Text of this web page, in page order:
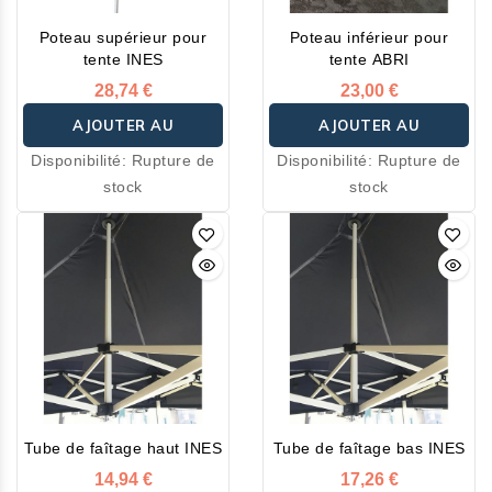
Poteau supérieur pour
tente INES
28,74 €
AJOUTER AU
PANIER
Disponibilité: Rupture de
stock
Poteau inférieur pour
tente ABRI
23,00 €
AJOUTER AU
PANIER
Disponibilité: Rupture de
stock
Tube de faîtage haut INES
14,94 €
Tube de faîtage bas INES
17,26 €